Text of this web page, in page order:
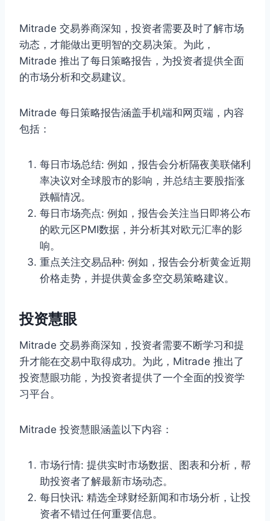
Mitrade 交易券商深知，投资者需要及时了解市场
动态，才能做出更明智的交易决策。为此，
Mitrade 推出了每日策略报告，为投资者提供全面
的市场分析和交易建议。
Mitrade 每日策略报告涵盖手机端和网页端，内容
包括：
每日市场总结: 例如，报告会分析隔夜美联储利
率决议对全球股市的影响，并总结主要股指涨
跌幅情况。
每日市场亮点: 例如，报告会关注当日即将公布
的欧元区PMI数据，并分析其对欧元汇率的影
响。
重点关注交易品种: 例如，报告会分析黄金近期
价格走势，并提供黄金多空交易策略建议。
投资慧眼
Mitrade 交易券商深知，投资者需要不断学习和提
升才能在交易中取得成功。为此，Mitrade 推出了
投资慧眼功能，为投资者提供了一个全面的投资学
习平台。
Mitrade 投资慧眼涵盖以下内容：
市场行情: 提供实时市场数据、图表和分析，帮
助投资者了解最新市场动态。
每日快讯: 精选全球财经新闻和市场分析，让投
资者不错过任何重要信息。